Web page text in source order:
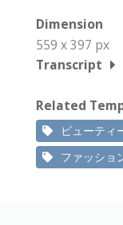
Dimension
559 x 397 px
Transcript
Related
ビューティ
ファッショ